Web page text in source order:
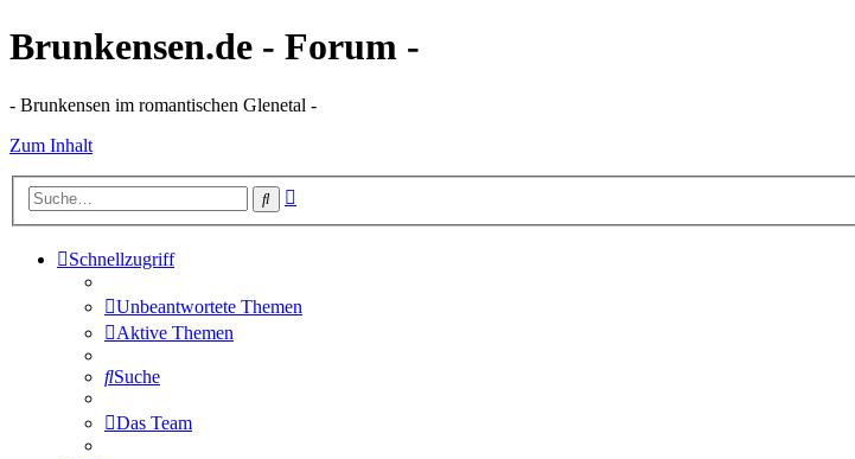
Brunkensen.de - Forum -
- Brunkensen im romantischen Glenetal -
Zum Inhalt
Suche
Schnellzugriff
Unbeantwortete Themen
Aktive Themen
Suche
Das Team